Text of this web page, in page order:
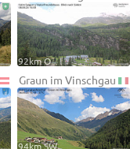
92km O
Graun im Vinschgau
94km SW